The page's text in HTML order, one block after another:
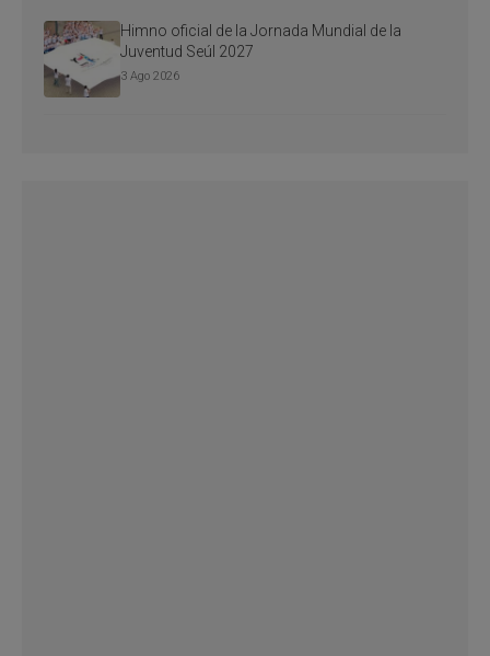
Himno oficial de la Jornada Mundial de la
Juventud Seúl 2027
3 Ago 2026